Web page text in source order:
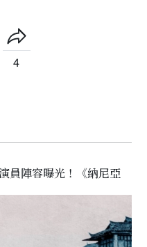
4
員陣容曝光！《納尼亞